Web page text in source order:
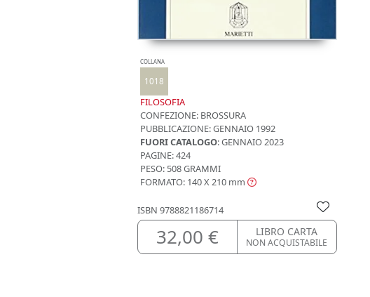
COLLANA
1018
FILOSOFIA
CONFEZIONE: BROSSURA
PUBBLICAZIONE:GENNAIO 1992
FUORI CATALOGO: GENNAIO 2023
PAGINE: 424
PESO: 508 GRAMMI
FORMATO: 140 X 210 mm
ISBN 9788821186714
32,00 € LIBRO CARTA
NON ACQUISTABILE